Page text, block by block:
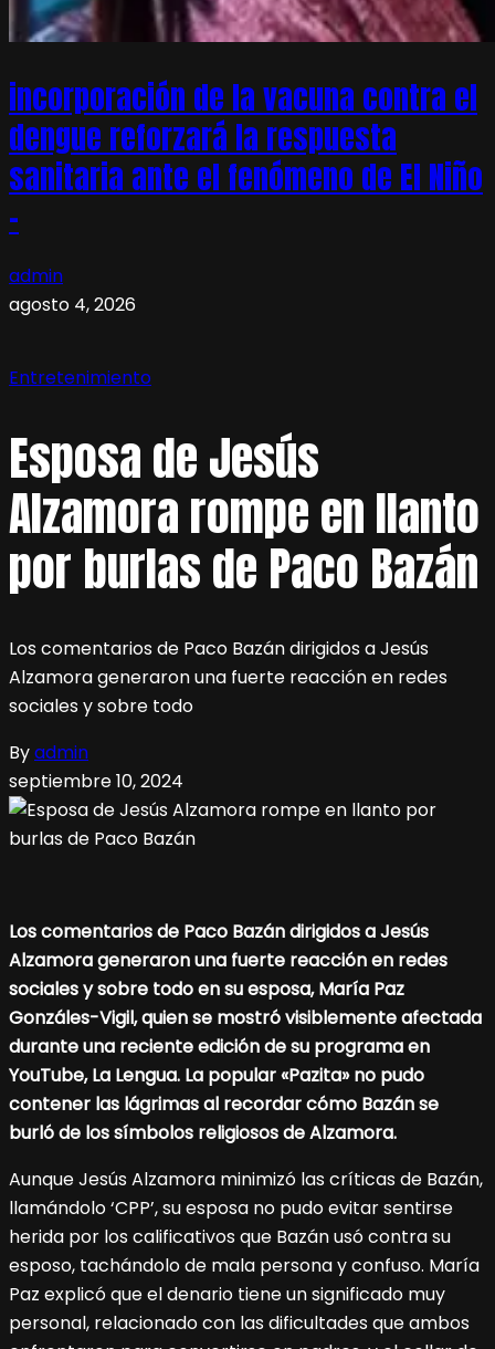
incorporación de la vacuna contra el
dengue reforzará la respuesta
sanitaria ante el fenómeno de El Niño
–
admin
agosto 4, 2026
Entretenimiento
Esposa de Jesús
Alzamora rompe en llanto
por burlas de Paco Bazán
Los comentarios de Paco Bazán dirigidos a Jesús
Alzamora generaron una fuerte reacción en redes
sociales y sobre todo
Byadmin
septiembre 10, 2024
Los comentarios de Paco Bazán dirigidos a Jesús
Alzamora generaron una fuerte reacción en redes
sociales y sobre todo en su esposa, María Paz
Gonzáles-Vigil, quien se mostró visiblemente afectada
durante una reciente edición de su programa en
YouTube, La Lengua. La popular «Pazita» no pudo
contener las lágrimas al recordar cómo Bazán se
burló de los símbolos religiosos de Alzamora.
Aunque Jesús Alzamora minimizó las críticas de Bazán,
llamándolo ‘CPP’, su esposa no pudo evitar sentirse
herida por los calificativos que Bazán usó contra su
esposo, tachándolo de mala persona y confuso. María
Paz explicó que el denario tiene un significado muy
personal, relacionado con las dificultades que ambos